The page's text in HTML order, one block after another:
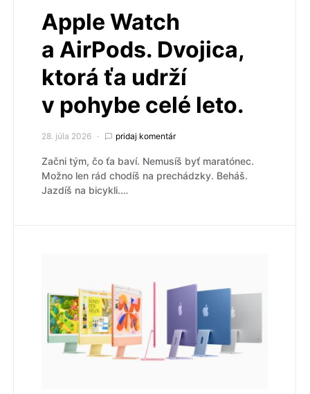
Apple Watch
a AirPods. Dvojica,
ktorá ťa udrží
v pohybe celé leto.
28. júla 2026 pridaj komentár
Začni tým, čo ťa baví. Nemusíš byť maratónec.
Možno len rád chodíš na prechádzky. Beháš.
Jazdíš na bicykli.…